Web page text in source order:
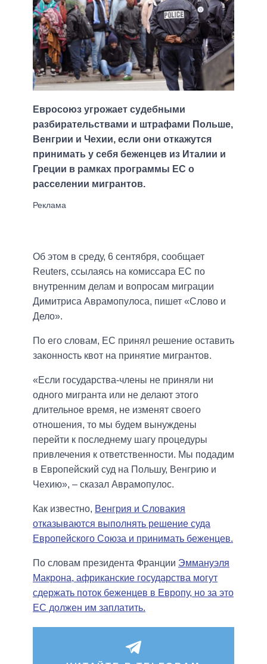
Евросоюз угрожает судебными
разбирательствами и штрафами Польше,
Венгрии и Чехии, если они откажутся
принимать у себя беженцев из Италии и
Греции в рамках программы ЕС о
расселении мигрантов.
Об этом в среду, 6 сентября, сообщает
Reuters, ссылаясь на комиссара ЕС по
внутренним делам и вопросам миграции
Димитриса Аврамопулоса, пишет «Слово и
Дело».
По его словам, ЕС принял решение оставить
законность квот на принятие мигрантов.
«Если государства-члены не приняли ни
одного мигранта или не делают этого
длительное время, не изменят своего
отношения, то мы будем вынуждены
перейти к последнему шагу процедуры
привлечения к ответственности. Мы подадим
в Европейский суд на Польшу, Венгрию и
Чехию», – сказал Аврамопулос.
Как известно, Венгрия и Словакия
отказываются выполнять решение суда
Европейского Союза и принимать беженцев.
По словам президента Франции Эммануэля
Макрона, африканские государства могут
сдержать поток беженцев в Европу, но за это
ЕС должен им заплатить.